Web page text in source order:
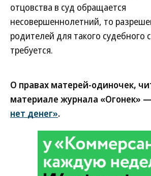
отцовства в суд обращается
несовершеннолетний, то
родителей для такого судебного
требуется.
О правах матерей-одиночек,
материале журнала «Огонек»
нет денег».